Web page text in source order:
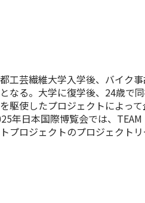
工芸繊維大学入学後、バイク
なる。大学に復学後、24歳で
駆使したプロジェクトによっ
年日本国際博覧会では、
プロジェクトのプロジェクトリ